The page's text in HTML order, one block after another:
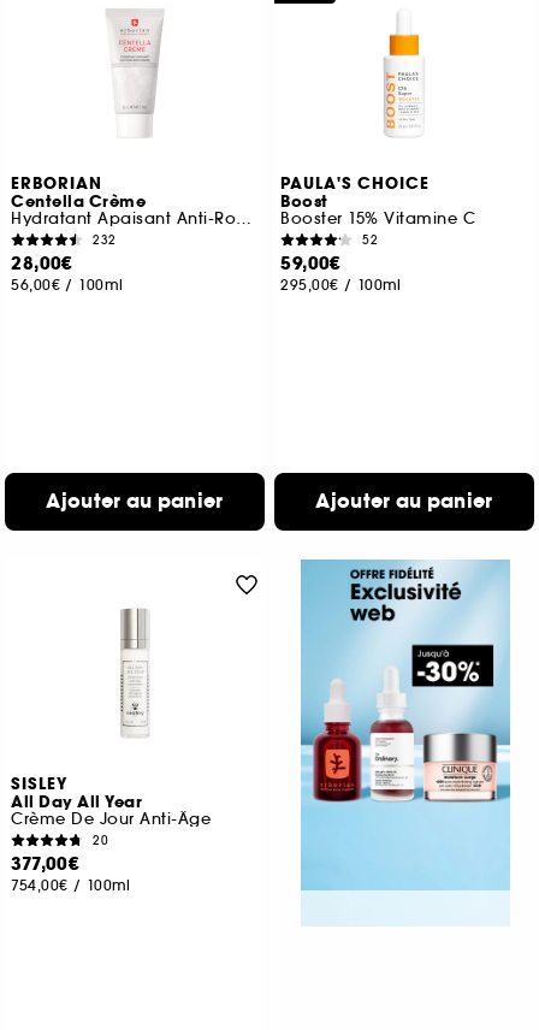
ERBORIAN
Centella Crème
Hydratant Apaisant Anti-Rougeurs
232
28,00€
56,00€ / 100ml
Ajouter au panier
PAULA'S CHOICE
Boost
Booster 15% Vitamine C
52
59,00€
295,00€ / 100ml
Ajouter au panier
SISLEY
All Day All Year
Crème De Jour Anti-Âge
20
377,00€
754,00€ / 100ml